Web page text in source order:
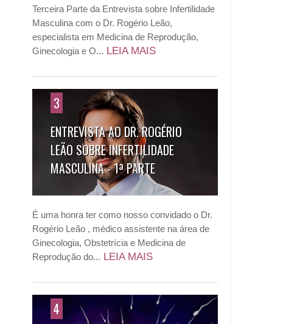
Terceira Parte da Entrevista sobre Infertilidade
Masculina com o Dr. Rogério Leão,
especialista em Medicina de Reprodução,
Ginecologia e O... LEIA MAIS
3
ENTREVISTA AO DR. ROGÉRIO
LEÃO SOBRE INFERTILIDADE
MASCULINA - 1ª PARTE
É uma honra ter como nosso convidado o Dr.
Rogério Leão , médico assistente na área de
Ginecologia, Obstetrícia e Medicina de
Reprodução do... LEIA MAIS
4